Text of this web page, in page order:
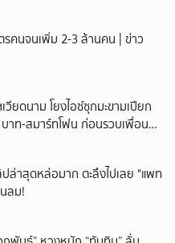
คนจนเพิ่ม 2-3 ล้านคน | ข่าว
ยดนาม โยงไอซ์ซุกมะขามเปียก
าท-สมาร์ทโฟน ก่อนรวบเพื่อน
แสนติดสินบนคาโรงพัก
ล่าสุดหล่อมาก ตะลึงไปเลย "แพท
ลม!